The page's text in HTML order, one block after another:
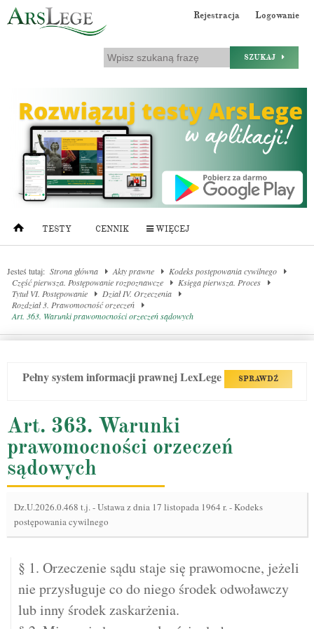
Rejestracja Logowanie
SZUKAJ
TESTY CENNIK WIĘCEJ
Jesteś tutaj: Strona główna Akty prawne
Kodeks postępowania cywilnego
Część pierwsza. Postępowanie rozpoznawcze
Księga pierwsza. Proces
Tytuł VI. Postępowanie
Dział IV. Orzeczenia
Rozdział 3. Prawomocność orzeczeń
Art. 363. Warunki prawomocności orzeczeń sądowych
Pełny system informacji prawnej LexLege SPRAWDŹ
Art. 363. Warunki
prawomocności orzeczeń
sądowych
Dz.U.2026.0.468 t.j.-Ustawa z dnia 17 listopada 1964 r. - Kodeks
postępowania cywilnego
§ 1. Orzeczenie sądu staje się prawomocne, jeżeli
nie przysługuje co do niego środek odwoławczy
lub inny środek zaskarżenia.